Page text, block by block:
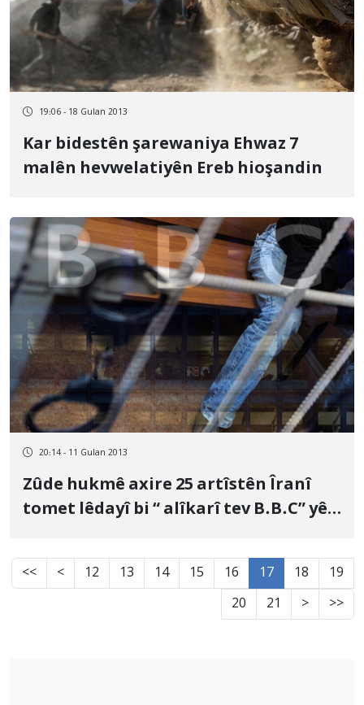
19:06 - 18 Gulan 2013
Kar bidestên şarewaniya Ehwaz 7
malên hevwelatiyên Ereb hioşandin
20:14 - 11 Gulan 2013
Zûde hukmê axire 25 artîstên Îranî
tomet lêdayî bi “ alîkarî tev B.B.C” yê
<< < 12 13 14 15 16 17 18
19
20
21 > >>